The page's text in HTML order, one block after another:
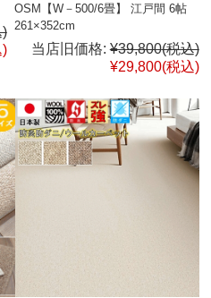
)
)
OSM【W－500/6畳】 江戸間 6帖
261×352cm
当店旧価格: ¥39,800(税込)
¥29,800(税込)